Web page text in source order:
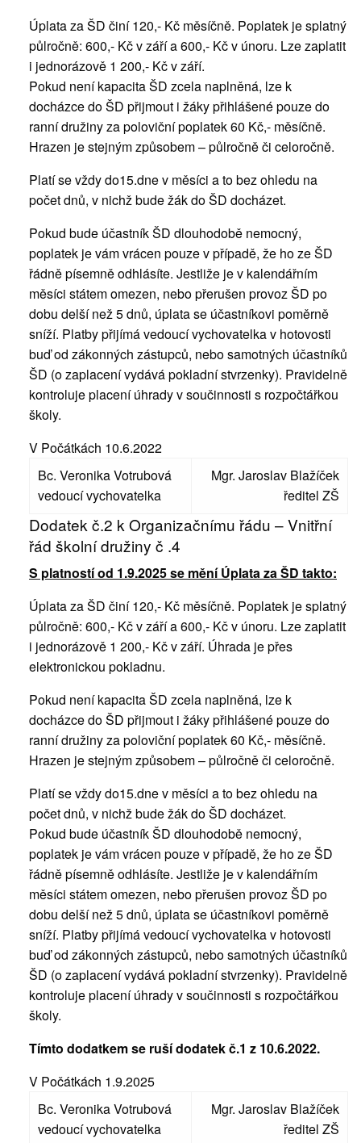
Úplata za ŠD činí 120,- Kč měsíčně. Poplatek je splatný
půlročně: 600,- Kč v září a 600,- Kč v únoru. Lze zaplatit
i jednorázově 1 200,- Kč v září.
Pokud není kapacita ŠD zcela naplněná, lze k
docházce do ŠD přijmout i žáky přihlášené pouze do
ranní družiny za poloviční poplatek 60 Kč,- měsíčně.
Hrazen je stejným způsobem – půlročně či celoročně.
Platí se vždy do15.dne v měsíci a to bez ohledu na
počet dnů, v nichž bude žák do ŠD docházet.
Pokud bude účastník ŠD dlouhodobě nemocný,
poplatek je vám vrácen pouze v případě, že ho ze ŠD
řádně písemně odhlásíte. Jestliže je v kalendářním
měsíci státem omezen, nebo přerušen provoz ŠD po
dobu delší než 5 dnů, úplata se účastníkovi poměrně
sníží. Platby přijímá vedoucí vychovatelka v hotovosti
buď od zákonných zástupců, nebo samotných účastníků
ŠD (o zaplacení vydává pokladní stvrzenky). Pravidelně
kontroluje placení úhrady v součinnosti s rozpočtářkou
školy.
V Počátkách 10.6.2022
Bc. Veronika Votrubová
vedoucí vychovatelka
Mgr. Jaroslav Blažíček
ředitel ZŠ
Dodatek č.2 k Organizačnímu řádu – Vnitřní
řád školní družiny č .4
S platností od 1.9.2025 se mění Úplata za ŠD takto:
Úplata za ŠD činí 120,- Kč měsíčně. Poplatek je splatný
půlročně: 600,- Kč v září a 600,- Kč v únoru. Lze zaplatit
i jednorázově 1 200,- Kč v září. Úhrada je přes
elektronickou pokladnu.
Pokud není kapacita ŠD zcela naplněná, lze k
docházce do ŠD přijmout i žáky přihlášené pouze do
ranní družiny za poloviční poplatek 60 Kč,- měsíčně.
Hrazen je stejným způsobem – půlročně či celoročně.
Platí se vždy do15.dne v měsíci a to bez ohledu na
počet dnů, v nichž bude žák do ŠD docházet.
Pokud bude účastník ŠD dlouhodobě nemocný,
poplatek je vám vrácen pouze v případě, že ho ze ŠD
řádně písemně odhlásíte. Jestliže je v kalendářním
měsíci státem omezen, nebo přerušen provoz ŠD po
dobu delší než 5 dnů, úplata se účastníkovi poměrně
sníží. Platby přijímá vedoucí vychovatelka v hotovosti
buď od zákonných zástupců, nebo samotných účastníků
ŠD (o zaplacení vydává pokladní stvrzenky). Pravidelně
kontroluje placení úhrady v součinnosti s rozpočtářkou
školy.
Tímto dodatkem se ruší dodatek č.1 z 10.6.2022.
V Počátkách 1.9.2025
Bc. Veronika Votrubová
vedoucí vychovatelka
Mgr. Jaroslav Blažíček
ředitel ZŠ